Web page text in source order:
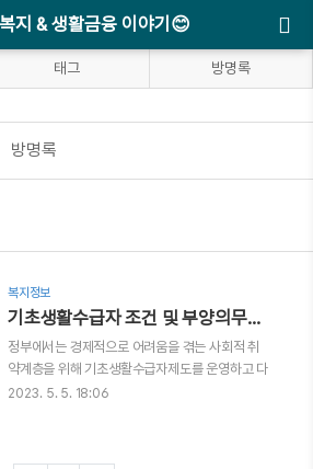
지 & 생활금융 이야기😊
태그 방명록
방명록
복지정보
기초생활수급자 조건 및 부양의무자 기준(지원금)
정부에서는 경제적으로 어려움을 겪는 사회적 취
약계층을 위해 기초생활수급자제도를 운영하고 다
양한 복지서비스를 제공하고 있습니다. 기초생활
2023. 5. 5. 18:06